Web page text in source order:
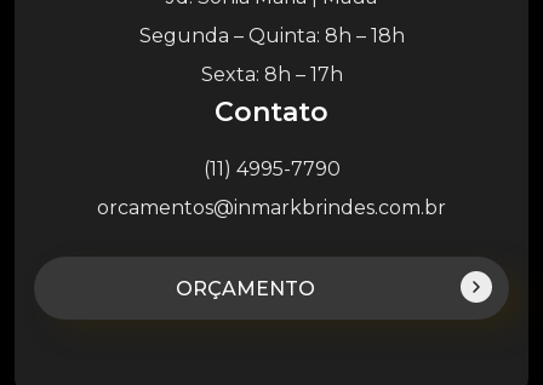
Segunda – Quinta: 8h – 18h
Sexta: 8h – 17h
Contato
(11) 4995-7790
orcamentos@inmarkbrindes.com.br
ORÇAMENTO